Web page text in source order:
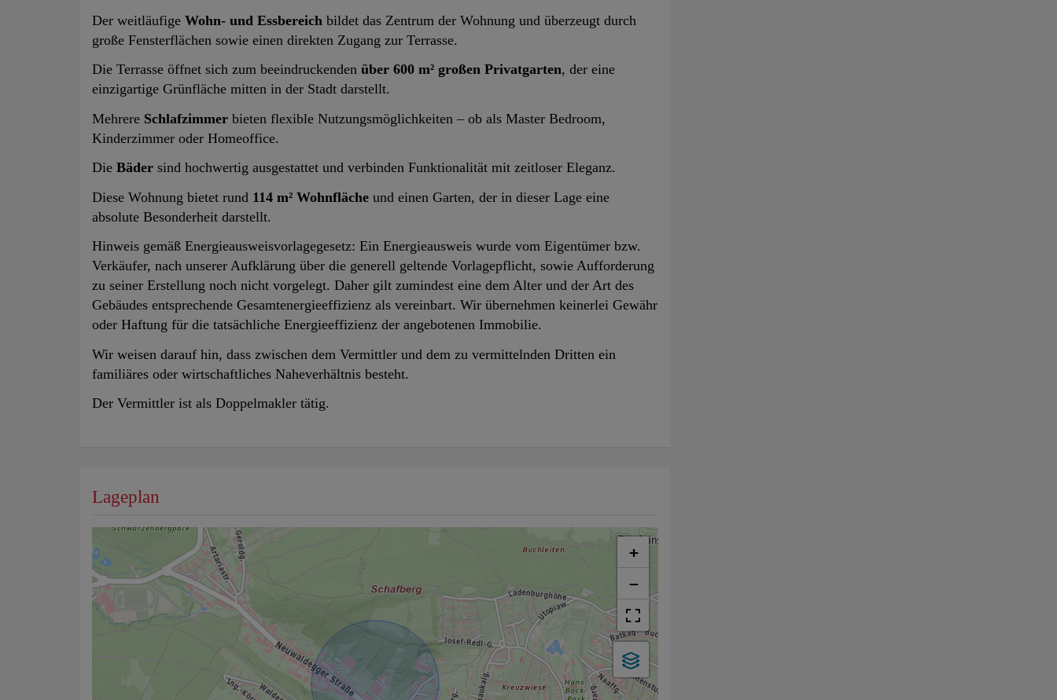
Der weitläufige Wohn- und Essbereich bildet das Zentrum der Wohnung und überzeugt durch
große Fensterflächen sowie einen direkten Zugang zur Terrasse.
Die Terrasse öffnet sich zum beeindruckenden über 600 m² großen Privatgarten, der eine
einzigartige Grünfläche mitten in der Stadt darstellt.
Mehrere Schlafzimmer bieten flexible Nutzungsmöglichkeiten – ob als Master Bedroom,
Kinderzimmer oder Homeoffice.
Die Bäder sind hochwertig ausgestattet und verbinden Funktionalität mit zeitloser Eleganz.
Diese Wohnung bietet rund 114 m² Wohnfläche und einen Garten, der in dieser Lage eine
absolute Besonderheit darstellt.
Hinweis gemäß Energieausweisvorlagegesetz: Ein Energieausweis wurde vom Eigentümer bzw.
Verkäufer, nach unserer Aufklärung über die generell geltende Vorlagepflicht, sowie Aufforderung
zu seiner Erstellung noch nicht vorgelegt. Daher gilt zumindest eine dem Alter und der Art des
Gebäudes entsprechende Gesamtenergieeffizienz als vereinbart. Wir übernehmen keinerlei Gewähr
oder Haftung für die tatsächliche Energieeffizienz der angebotenen Immobilie.
Wir weisen darauf hin, dass zwischen dem Vermittler und dem zu vermittelnden Dritten ein
familiäres oder wirtschaftliches Naheverhältnis besteht.
Der Vermittler ist als Doppelmakler tätig.
Lageplan
+
−